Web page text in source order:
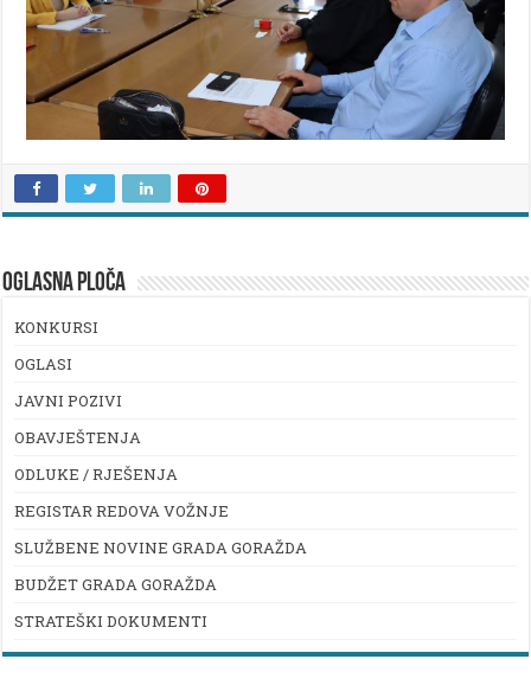
OGLASNA PLOČA
KONKURSI
OGLASI
JAVNI POZIVI
OBAVJEŠTENJA
ODLUKE / RJEŠENJA
REGISTAR REDOVA VOŽNJE
SLUŽBENE NOVINE GRADA GORAŽDA
BUDŽET GRADA GORAŽDA
STRATEŠKI DOKUMENTI